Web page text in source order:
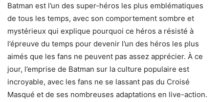
Batman est l’un des super-héros les plus emblématiques
de tous les temps, avec son comportement sombre et
mystérieux qui explique pourquoi ce héros a résisté à
l’épreuve du temps pour devenir l’un des héros les plus
aimés que les fans ne peuvent pas assez apprécier. À ce
jour, l’emprise de Batman sur la culture populaire est
incroyable, avec les fans ne se lassant pas du Croisé
Masqué et de ses nombreuses adaptations en live-action.